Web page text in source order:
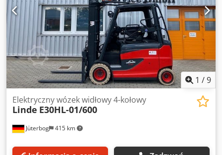
1 /9
Jüterbog 415 km
Elektryczny wózek widłowy 4-kołowy
Linde E30HL-01/600